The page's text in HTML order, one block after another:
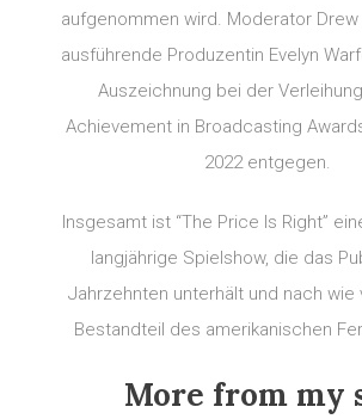
aufgenommen wird. Moderator Drew
ausführende Produzentin Evelyn
Auszeichnung bei der
Achievement in Broadcasting
2022 entgegen.
Insgesamt ist “The Price Is Right”
langjährige Spielshow, die das
Jahrzehnten unterhält und nach
Bestandteil des amerikanischen
More from my